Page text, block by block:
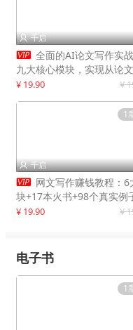
 千启
 全面的AI论文写作实战
九大核心模块，实现从论
到高效产出的跨越
¥ 19.90 ¥
1
 千启
 网文写作赚钱教程：6
块+17本火书+98个真实例
入门到精通实战方法
¥ 19.90 ¥
电子书
1